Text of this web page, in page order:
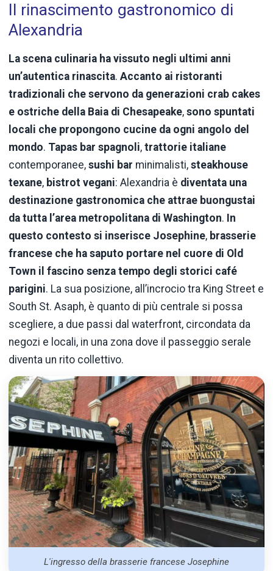
Il rinascimento gastronomico di
Alexandria
La scena culinaria ha vissuto negli ultimi anni
un’autentica rinascita. Accanto ai ristoranti
tradizionali che servono da generazioni crab cakes
e ostriche della Baia di Chesapeake, sono spuntati
locali che propongono cucine da ogni angolo del
mondo. Tapas bar spagnoli, trattorie italiane
contemporanee, sushi bar minimalisti, steakhouse
texane, bistrot vegani: Alexandria è diventata una
destinazione gastronomica che attrae buongustai
da tutta l’area metropolitana di Washington. In
questo contesto si inserisce Josephine, brasserie
francese che ha saputo portare nel cuore di Old
Town il fascino senza tempo degli storici café
parigini. La sua posizione, all’incrocio tra King Street e
South St. Asaph, è quanto di più centrale si possa
scegliere, a due passi dal waterfront, circondata da
negozi e locali, in una zona dove il passeggio serale
diventa un rito collettivo.
L'ingresso della brasserie francese Josephine